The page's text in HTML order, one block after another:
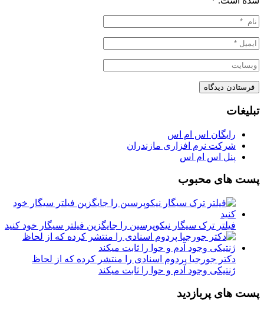
تبلیغات
رایگان اس ام اس
شرکت نرم افزاری مازندران
پنل اس ام اس
پست های محبوب
فیلتر ترک سیگار نیکوپرسین را جایگزین فیلتر سیگار خود کنید
دکتر جورجیا پردوم اسنادی را منتشر کرده که از لحاظ
ژنتیکی وجود آدم و حوا را ثابت میکند
پست های پربازدید